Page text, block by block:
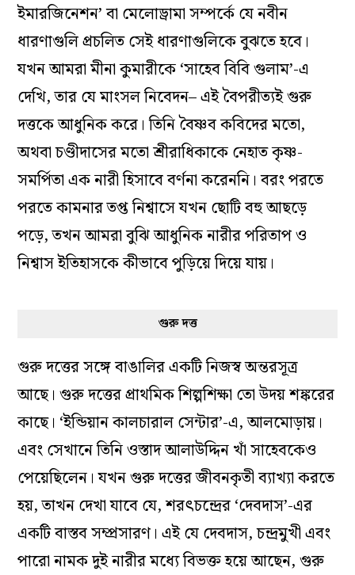
ইমারজিনেশন’ বা মেলোড্রামা সম্পর্কে যে নবীন
ধারণাগুলি প্রচলিত সেই ধারণাগুলিকে বুঝতে হবে।
যখন আমরা মীনা কুমারীকে ‘সাহেব বিবি গুলাম’-এ
দেখি, তার যে মাংসল নিবেদন– এই বৈপরীত‌্যই গুরু
দত্তকে আধুনিক করে। তিনি বৈষ্ণব কবিদের মতো,
অথবা চণ্ডীদাসের মতো শ্রীরাধিকাকে নেহাত কৃষ্ণ-
সমর্পিতা এক নারী হিসাবে বর্ণনা করেননি। বরং পরতে
পরতে কামনার তপ্ত নিশ্বাসে যখন ছোটি বহু আছড়ে
পড়ে, তখন আমরা বুঝি আধুনিক নারীর পরিতাপ ও
নিশ্বাস ইতিহাসকে কীভাবে পুড়িয়ে দিয়ে যায়।
গুরু দত্ত
গুরু দত্তের সঙ্গে বাঙালির একটি নিজস্ব অন্তরসূত্র
আছে। গুরু দত্তের প্রাথমিক শিল্পশিক্ষা তো উদয় শঙ্করের
কাছে। ‘ইন্ডিয়ান কালচারাল সেন্টার’-এ, আলমোড়ায়।
এবং সেখানে তিনি ওস্তাদ আলাউদ্দিন খাঁ সাহেবকেও
পেয়েছিলেন। যখন গুরু দত্তের জীবনকৃতী ব‌্যাখ‌্যা করতে
হয়, তাখন দেখা যাবে যে, শরৎচন্দ্রের ‘দেবদাস’-এর
একটি বাস্তব সম্প্রসারণ। এই যে দেবদাস, চন্দ্রমুখী এবং
পারো নামক দুই নারীর মধ‌্যে বিভক্ত হয়ে আছেন, গুরু